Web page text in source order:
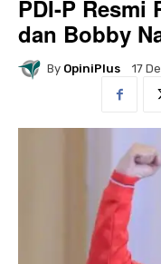
PDI-P Resmi
dan Bobby
By OpiniPlus 17